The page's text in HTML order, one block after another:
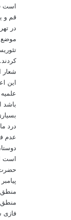
است
قم و
در
موضع
شعار
این
باشد
درد
عدم
است
منطق
منطق
فازی